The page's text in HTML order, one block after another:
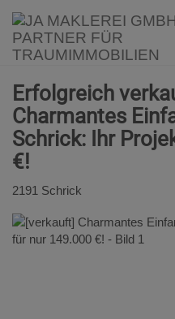
Erfolgreich
Charmantes
Schrick: Ihr
€!
2191 Schrick